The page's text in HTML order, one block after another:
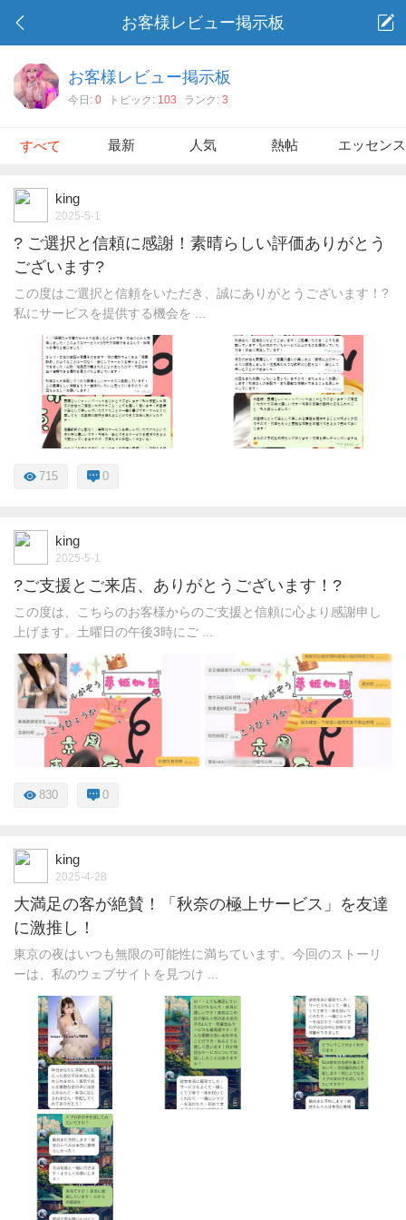
お客様レビュー掲示板
お客様レビュー掲示板
今日: 0 トピック: 103 ランク: 3
すべて 最新 人気 熱帖 エッセンス
king
2025-5-1
? ご選択と信頼に感謝！素晴らしい評価ありがとう
ございます?
この度はご選択と信頼をいただき、誠にありがとうございます！?
私にサービスを提供する機会を ...
715 0
king
2025-5-1
?ご支援とご来店、ありがとうございます！?
この度は、こちらのお客様からのご支援と信頼に心より感謝申し
上げます。土曜日の午後3時にご ...
830 0
king
2025-4-28
大満足の客が絶賛！「秋奈の極上サービス」を友達
に激推し！
東京の夜はいつも無限の可能性に満ちています。今回のストーリ
ーは、私のウェブサイトを見つけ ...